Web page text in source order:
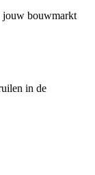
jouw bouwmarkt
in de